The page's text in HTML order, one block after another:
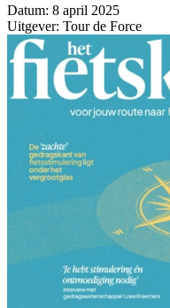
Datum: 8 april 2025
Uitgever: Tour de Force